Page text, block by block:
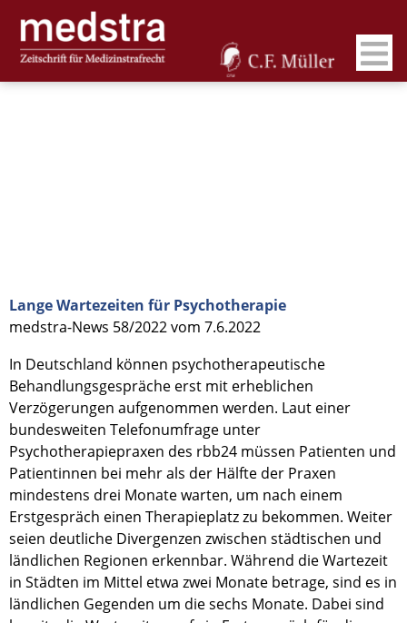
Lange Wartezeiten für Psychotherapie
medstra-News 58/2022 vom 7.6.2022
In Deutschland können psychotherapeutische
Behandlungsgespräche erst mit erheblichen
Verzögerungen aufgenommen werden. Laut einer
bundesweiten Telefonumfrage unter
Psychotherapiepraxen des rbb24 müssen Patienten und
Patientinnen bei mehr als der Hälfte der Praxen
mindestens drei Monate warten, um nach einem
Erstgespräch einen Therapieplatz zu bekommen. Weiter
seien deutliche Divergenzen zwischen städtischen und
ländlichen Regionen erkennbar. Während die Wartezeit
in Städten im Mittel etwa zwei Monate betrage, sind es in
ländlichen Gegenden um die sechs Monate. Dabei sind